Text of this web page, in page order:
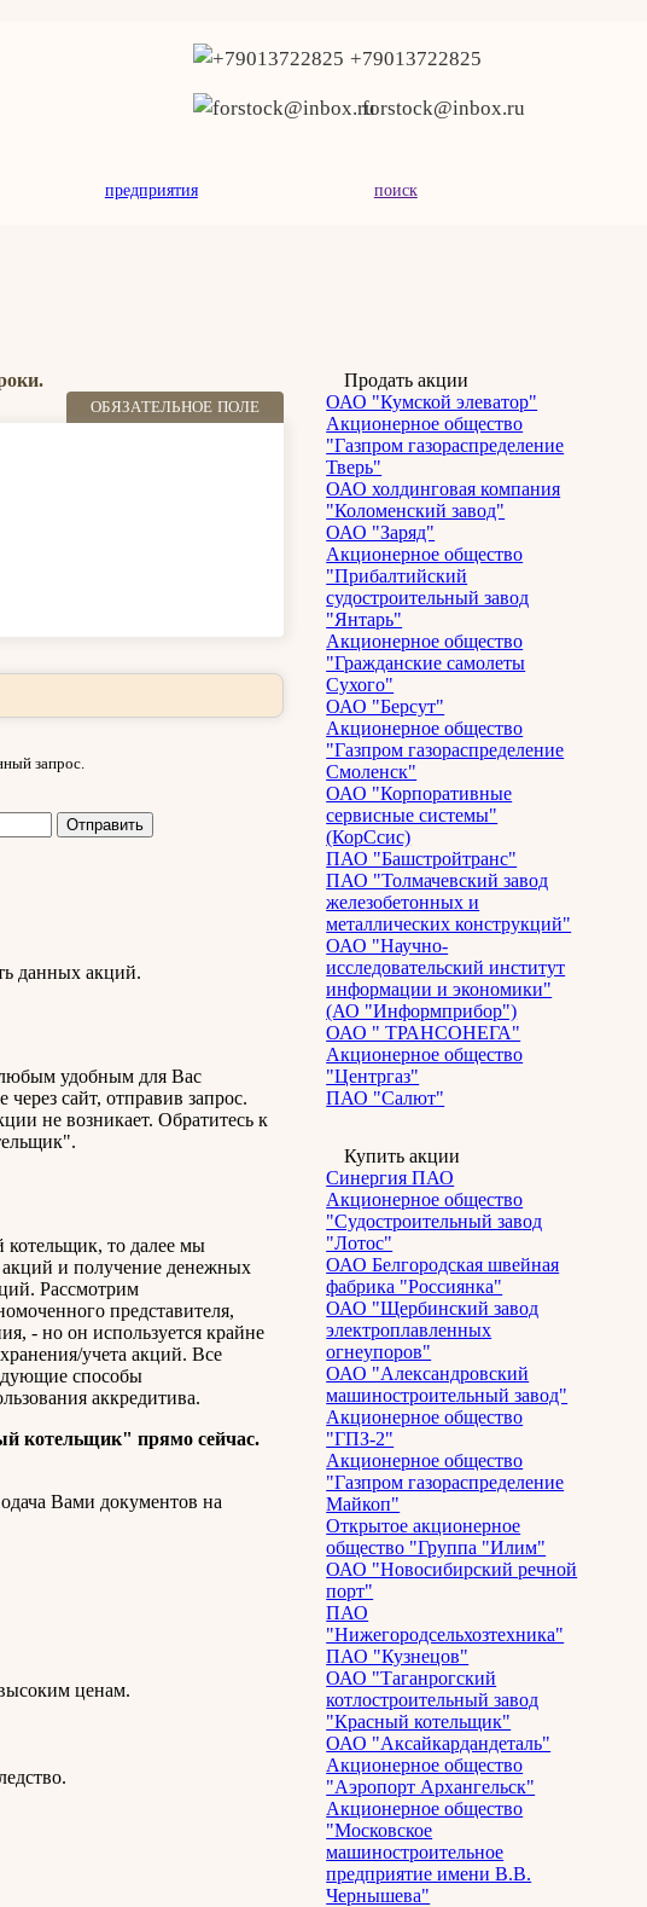
+79013722825
forstock@inbox.ru
предприятия поиск
ОБЯЗАТЕЛЬНОЕ ПОЛЕ
запрос.
данных акций.
удобным для Вас
сайт, отправив запрос.
не возникает. Обратитесь к
то далее мы
акций и получение денежных
Рассмотрим
представителя,
- но он используется крайне
учета акций. Все
способы
аккредитива.
котельщик" прямо сейчас.
Вами документов на
ценам.
Продать акции
ОАО "Кумской элеватор"
Акционерное общество
"Газпром газораспределение
Тверь"
ОАО холдинговая компания
"Коломенский завод"
ОАО "Заряд"
Акционерное общество
"Прибалтийский
судостроительный завод
"Янтарь"
Акционерное общество
"Гражданские самолеты
Сухого"
ОАО "Берсут"
Акционерное общество
"Газпром газораспределение
Смоленск"
ОАО "Корпоративные
сервисные системы"
(КорСсис)
ПАО "Башстройтранс"
ПАО "Толмачевский завод
железобетонных и
металлических конструкций"
ОАО "Научно-
исследовательский институт
информации и экономики"
(АО "Информприбор")
ОАО " ТРАНСОНЕГА"
Акционерное общество
"Центргаз"
ПАО "Салют"
Купить акции
Синергия ПАО
Акционерное общество
"Судостроительный завод
"Лотос"
ОАО Белгородская швейная
фабрика "Россиянка"
ОАО "Щербинский завод
электроплавленных
огнеупоров"
ОАО "Александровский
машиностроительный завод"
Акционерное общество
"ГПЗ-2"
Акционерное общество
"Газпром газораспределение
Майкоп"
Открытое акционерное
общество "Группа "Илим"
ОАО "Новосибирский речной
порт"
ПАО
"Нижегородсельхозтехника"
ПАО "Кузнецов"
ОАО "Таганрогский
котлостроительный завод
"Красный котельщик"
ОАО "Аксайкардандеталь"
Акционерное общество
"Аэропорт Архангельск"
Акционерное общество
"Московское
машиностроительное
предприятие имени В.В.
Чернышева"